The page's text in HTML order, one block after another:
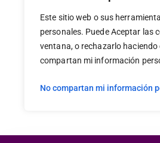
Este sitio web o sus
personales. Puede Aceptar las
ventana, o rechazarlo haciendo
compartan mi información
No compartan mi información